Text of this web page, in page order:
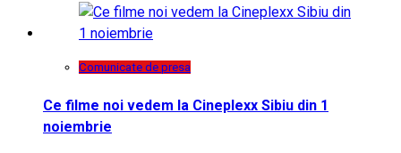
Comunicate de presa
Ce filme noi vedem la Cineplexx Sibiu din 1
noiembrie